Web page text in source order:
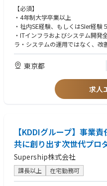
【入社後お任せしたい業務】
■情報システム部門での社内シス
・コーポレートDXに向けた企画
イス、ツール等全リソースを駆使
・基幹システムおよびその他業
・社内の情報セキュリティ対策
イン）
・ヘルプデスク業務における問
・IT経験をもった情報システム
【必須】
・4年制大学卒業以上
・社内SE経験、もしくはSIer経験
・ITインフラおよびシステム開発
ラ・システムの運用ではなく、改
方）
【歓迎】
・課題を正確に把握し、過去に
に解決していく能力をお持ちの方
・立場やバックグラウンドの異
・プロジェクトマネジメント経
・Excel：基本的な関数使用、集計
・Word：ビジネス文書作成
・PowerPoint
東京都
求人
【KDDIグループ】事業
共に創り出す次世代プロ
Supership株式会社
課長以上 在宅勤務可